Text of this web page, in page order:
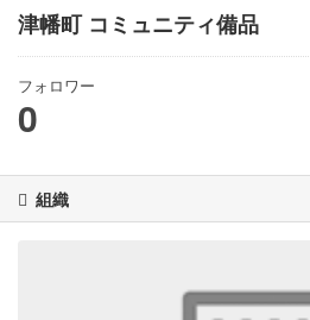
津幡町 コミュニティ備品
フォロワー
0
組織